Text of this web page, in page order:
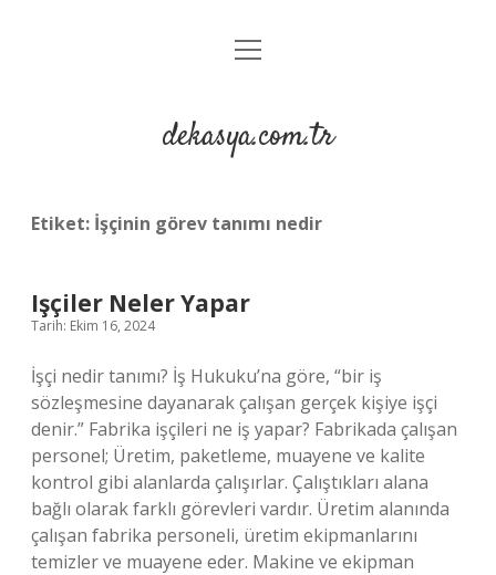
Anasayfa
Yasal Uyarı
menüyü
dekasya.com.tr
Etiket: İşçinin görev tanımı nedir
Işçiler Neler Yapar
Tarih: Ekim 16, 2024
İşçi nedir tanımı? İş Hukuku’na göre, “bir iş
sözleşmesine dayanarak çalışan gerçek kişiye işçi
denir.” Fabrika işçileri ne iş yapar? Fabrikada çalışan
personel; Üretim, paketleme, muayene ve kalite
kontrol gibi alanlarda çalışırlar. Çalıştıkları alana
bağlı olarak farklı görevleri vardır. Üretim alanında
çalışan fabrika personeli, üretim ekipmanlarını
temizler ve muayene eder. Makine ve ekipman